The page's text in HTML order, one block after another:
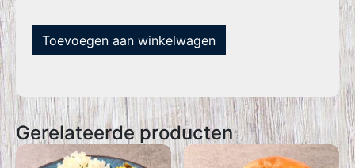
Toevoegen aan winkelwagen
Gerelateerde producten